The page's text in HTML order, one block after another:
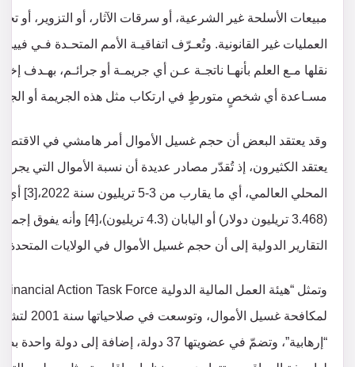
مبيعات الأسلحة غير الشرعية، أو سرقات الآثار، أو التزوير، أو
نقلها مـع العلم بأنهـا ناتجـة عـن أي جريمـة أو جرائـم، بهـدف
مسـاعدة أي شخصٍ متورطٍ في ارتكاب مثل هذه الجريمة أو الجرائم
وقد يعتقد البعض أن حجم غسيل الأموال أمر هامشي في
المحلي
التقارير الدولية إلى أن حجم غسيل الأموال في الولايات المتحدة وحدها يصل
لمكافحة